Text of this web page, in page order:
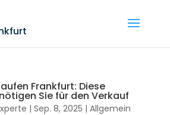
Frankfurt: Diese
Sie für den Verkauf
| Sep. 8, 2025 | Allgemein